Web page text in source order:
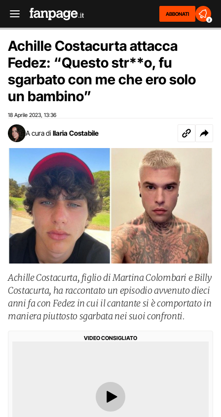
ABBONATI
2
Achille Costacurta attacca
Fedez: “Questo str**o, fu
sgarbato con me che ero solo
un bambino”
18 Aprile 2023 13:36
A cura di Ilaria Costabile
Achille Costacurta, figlio di Martina Colombari e Billy
Costacurta, ha raccontato un episodio avvenuto dieci
anni fa con Fedez in cui il cantante si è comportato in
maniera piuttosto sgarbata nei suoi confronti.
VIDEO CONSIGLIATO